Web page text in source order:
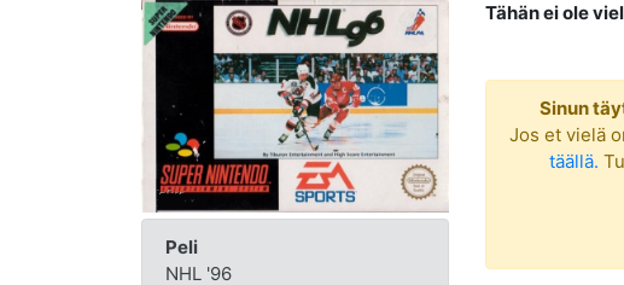
Peli
NHL '96
Tähän ei ole
Sinun
Jos et vielä
täällä.